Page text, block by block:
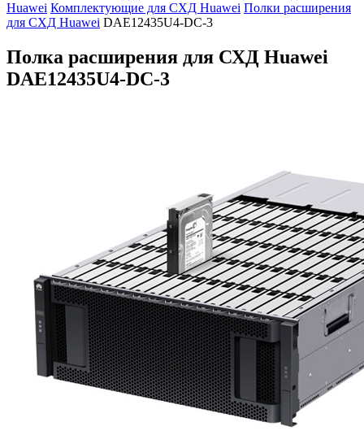
Huawei Комплектующие для СХД Huawei Полки расширения
для СХД Huawei DAE12435U4-DC-3
Полка расширения для СХД Huawei
DAE12435U4-DC-3